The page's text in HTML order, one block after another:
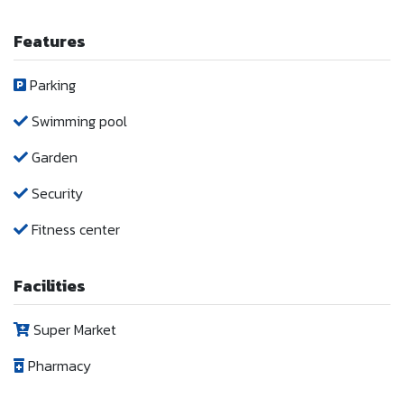
Features
Parking
Swimming pool
Garden
Security
Fitness center
Facilities
Super Market
Pharmacy